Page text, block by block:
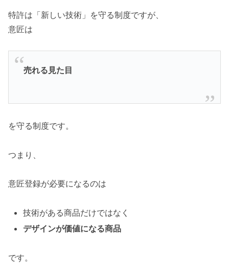
特許は「新しい技術」を守る制度ですが、
意匠は
売れる見た目
を守る制度です。
つまり、
意匠登録が必要になるのは
技術がある商品だけではなく
デザインが価値になる商品
です。